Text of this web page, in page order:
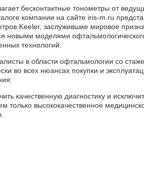
бесконтактные тонометры от
компании на сайте iris-m.ru
Keeler, заслужившие мировое
новыми моделями
технологий.
в области офтальмологии со
во всех нюансах покупки и
качественную диагностику и
только высококачественное